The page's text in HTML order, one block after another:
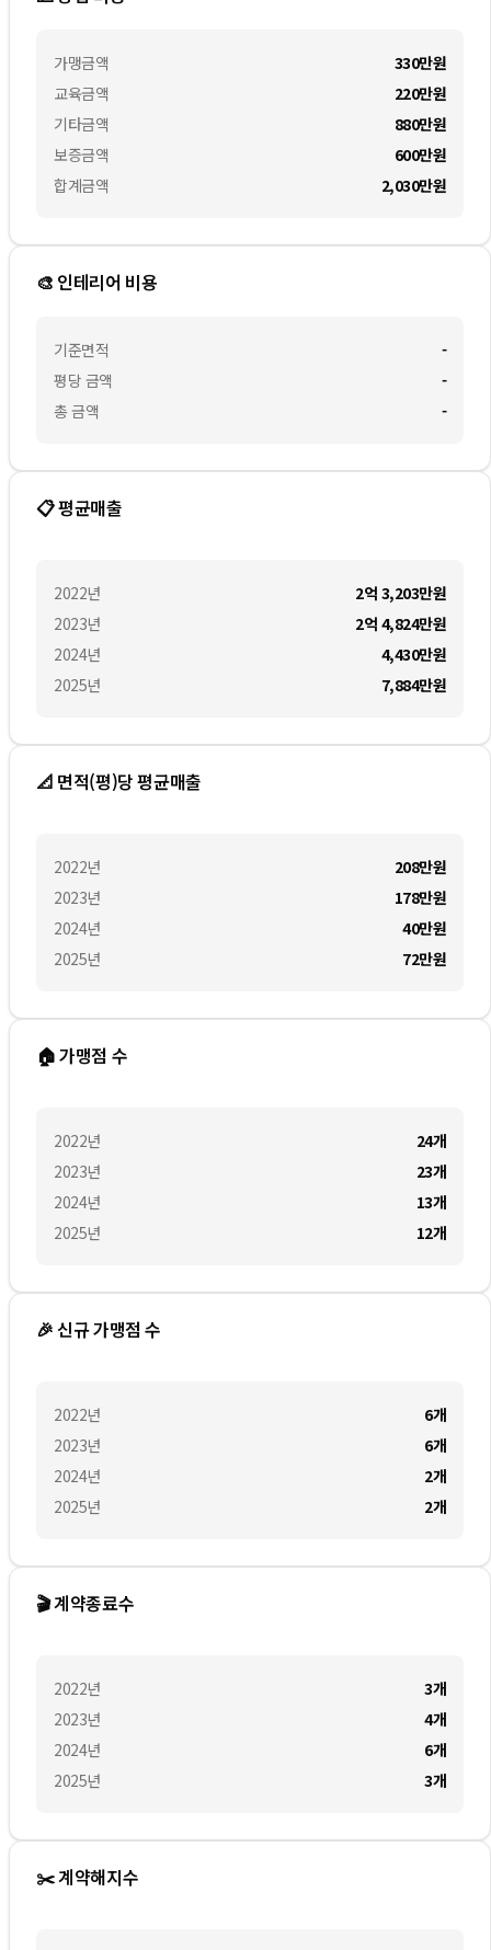
가맹금액
교육금액
기타금액
보증금액
합계금액
330만원
220만원
880만원
600만원
2,030만원
🎨 인테리어 비용
기준면적
평당 금액
총 금액
-
-
-
📋 평균매출
2022년
2023년
2024년
2025년
2억 3,203만원
2억 4,824만원
4,430만원
7,884만원
📐 면적(평)당 평균매출
2022년
2023년
2024년
2025년
208만원
178만원
40만원
72만원
🏠 가맹점 수
2022년
2023년
2024년
2025년
24개
23개
13개
12개
🎉 신규 가맹점 수
2022년
2023년
2024년
2025년
6개
6개
2개
2개
🎬 계약종료수
2022년
2023년
2024년
2025년
3개
4개
6개
3개
✂️ 계약해지수